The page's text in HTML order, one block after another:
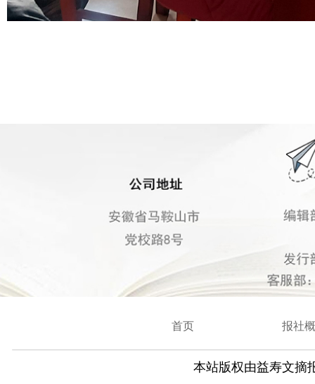
本站版权由益寿文摘
首页 报社